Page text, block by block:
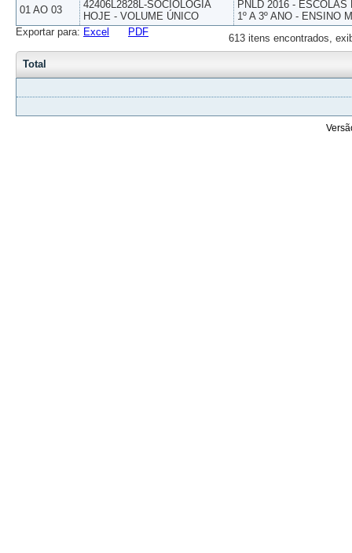
01 AO 03
42406L2828L-SOCIOLOGIA
HOJE - VOLUME ÚNICO
PNLD 2016 -
1º A 3º ANO - ENSINO
613 itens encontrados,
Exportar para: Excel PDF
Total